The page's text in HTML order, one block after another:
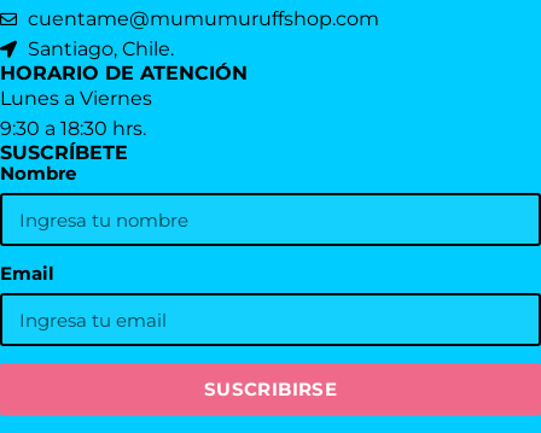
cuentame@mumumuruffshop.com
Santiago, Chile.
HORARIO DE ATENCIÓN
Lunes a Viernes
9:30 a 18:30 hrs.
SUSCRÍBETE
Nombre
Email